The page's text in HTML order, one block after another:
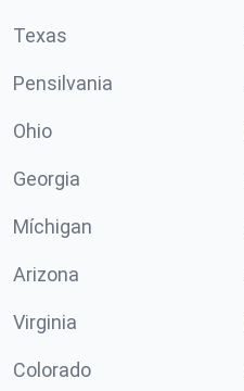
Texas
Pensilvania
Ohio
Georgia
Míchigan
Arizona
Virginia
Colorado